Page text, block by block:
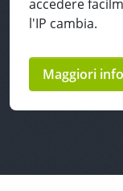
accedere
l'IP cambia.
Maggiori